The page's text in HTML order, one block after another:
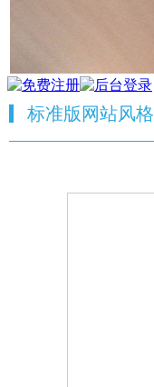
标准版网站风格